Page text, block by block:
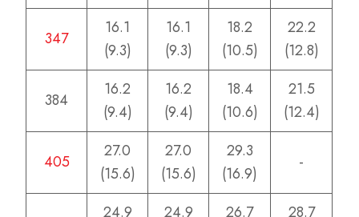
347
16.1
(9.3)
16.1
(9.3)
18.2
(10.5)
22.2
(12.8)
384
16.2
(9.4)
16.2
(9.4)
18.4
(10.6)
21.5
(12.4)
405
27.0
(15.6)
27.0
(15.6)
29.3
(16.9)
-
24.9
24.9
26.7
28.7